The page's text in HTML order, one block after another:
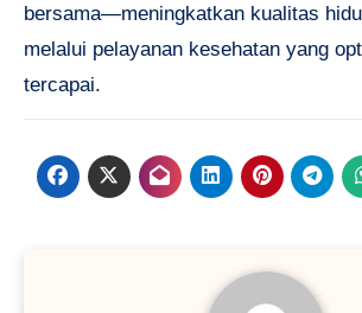
bersama—meningkatkan kualitas
melalui pelayanan kesehatan yang
tercapai.